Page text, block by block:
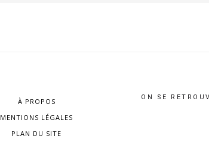
À PROPOS
MENTIONS LÉGALES
PLAN DU SITE
ON SE